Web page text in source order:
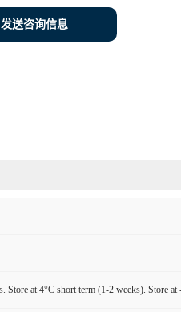
发送咨询信息
Store at 4°C short term (1-2 weeks). Store